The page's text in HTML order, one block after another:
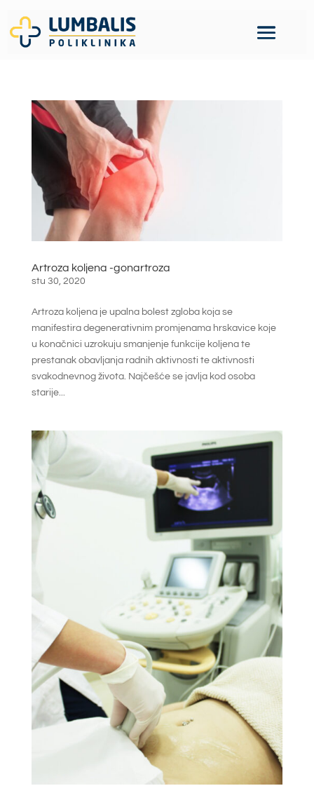
Artroza koljena -gonartroza
stu 30, 2020
Artroza koljena je upalna bolest zgloba koja se
manifestira degenerativnim promjenama hrskavice koje
u konačnici uzrokuju smanjenje funkcije koljena te
prestanak obavljanja radnih aktivnosti te aktivnosti
svakodnevnog života. Najčešće se javlja kod osoba
starije...